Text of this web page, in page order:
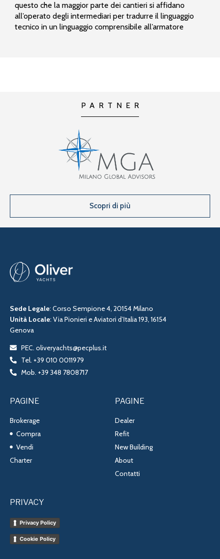
questo che la maggior parte dei cantieri si affidano
all’operato degli intermediari per tradurre il linguaggio
tecnico in un linguaggio comprensibile all’armatore
PARTNER
Scopri di più
Sede Legale: Corso Sempione 4, 20154 Milano
Unità Locale: Via Pionieri e Aviatori d’Italia 193, 16154
Genova
PEC. oliveryachts@pecplus.it
Tel. +39 010 0011979
Mob. +39 348 7808717
PAGINE
Brokerage
Compra
Vendi
Charter
PAGINE
Dealer
Refit
New Building
About
Contatti
PRIVACY
Privacy Policy
Cookie Policy